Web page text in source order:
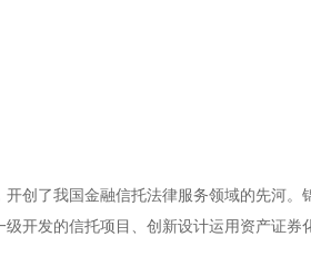
创了我国金融信托法律服务领域的先河
开发的信托项目、创新设计运用资产证券